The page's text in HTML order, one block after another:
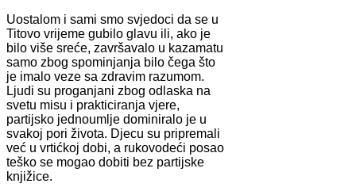
Uostalom i sami smo svjedoci da se u
Titovo vrijeme gubilo glavu ili, ako je
bilo više sreće, završavalo u kazamatu
samo zbog spominjanja bilo čega što
je imalo veze sa zdravim razumom.
Ljudi su proganjani zbog odlaska na
svetu misu i prakticiranja vjere,
partijsko jednoumlje dominiralo je u
svakoj pori života. Djecu su pripremali
već u vrtićkoj dobi, a rukovodeći posao
teško se mogao dobiti bez partijske
knjižice.